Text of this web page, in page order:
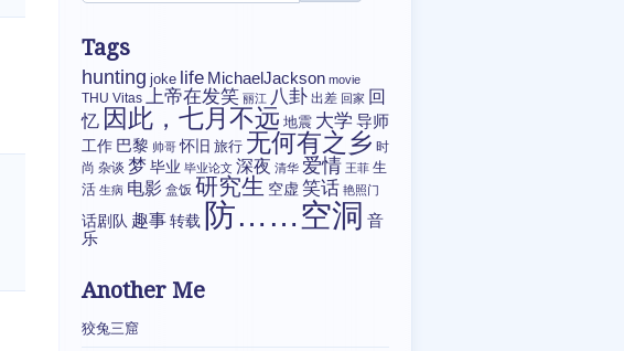
Tags
hunting joke life MichaelJackson movie
THU Vitas 上帝在发笑 丽江 八卦 出差 回家 回
忆 因此，七月不远 地震 大学 导师
工作 巴黎 帅哥 怀旧 旅行 无何有之乡 时
尚 杂谈 梦 毕业 毕业论文 深夜 清华 爱情 王菲 生
活 生病 电影 盒饭 研究生 空虚 笑话 艳照门
话剧队 趣事转载 防……空洞 音
乐
Another Me
狡兔三窟